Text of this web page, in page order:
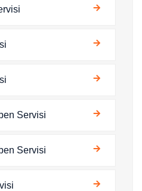
Servisi
Servisi